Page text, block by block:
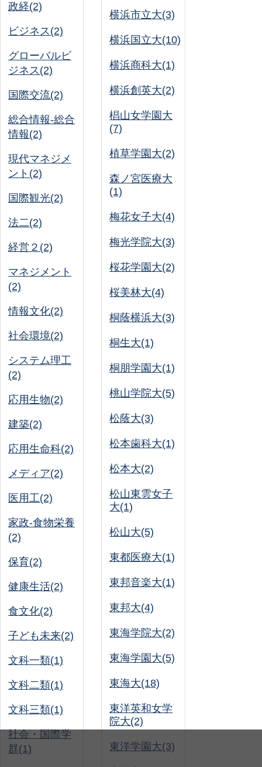
政経(2)
ビジネス(2)
グローバルビ
ジネス(2)
国際交流(2)
総合情報-総合
情報(2)
現代マネジメ
ント(2)
国際観光(2)
法二(2)
経営２(2)
マネジメント
(2)
情報文化(2)
社会環境(2)
システム理工
(2)
応用生物(2)
建築(2)
応用生命科(2)
メディア(2)
医用工(2)
家政-食物栄養
(2)
保育(2)
健康生活(2)
食文化(2)
子ども未来(2)
文科一類(1)
文科二類(1)
文科三類(1)
社会・国際学
群(1)
横浜市立大(3)
横浜国立大(10)
横浜商科大(1)
横浜創英大(2)
椙山女学園大
(7)
植草学園大(2)
森ノ宮医療大
(1)
梅花女子大(4)
梅光学院大(3)
桜花学園大(2)
桜美林大(4)
桐蔭横浜大(3)
桐生大(1)
桐朋学園大(1)
桃山学院大(5)
松蔭大(3)
松本歯科大(1)
松本大(2)
松山東雲女子
大(1)
松山大(5)
東都医療大(1)
東邦音楽大(1)
東邦大(4)
東海学院大(2)
東海学園大(5)
東海大(18)
東洋英和女学
院大(2)
東洋学園大(3)